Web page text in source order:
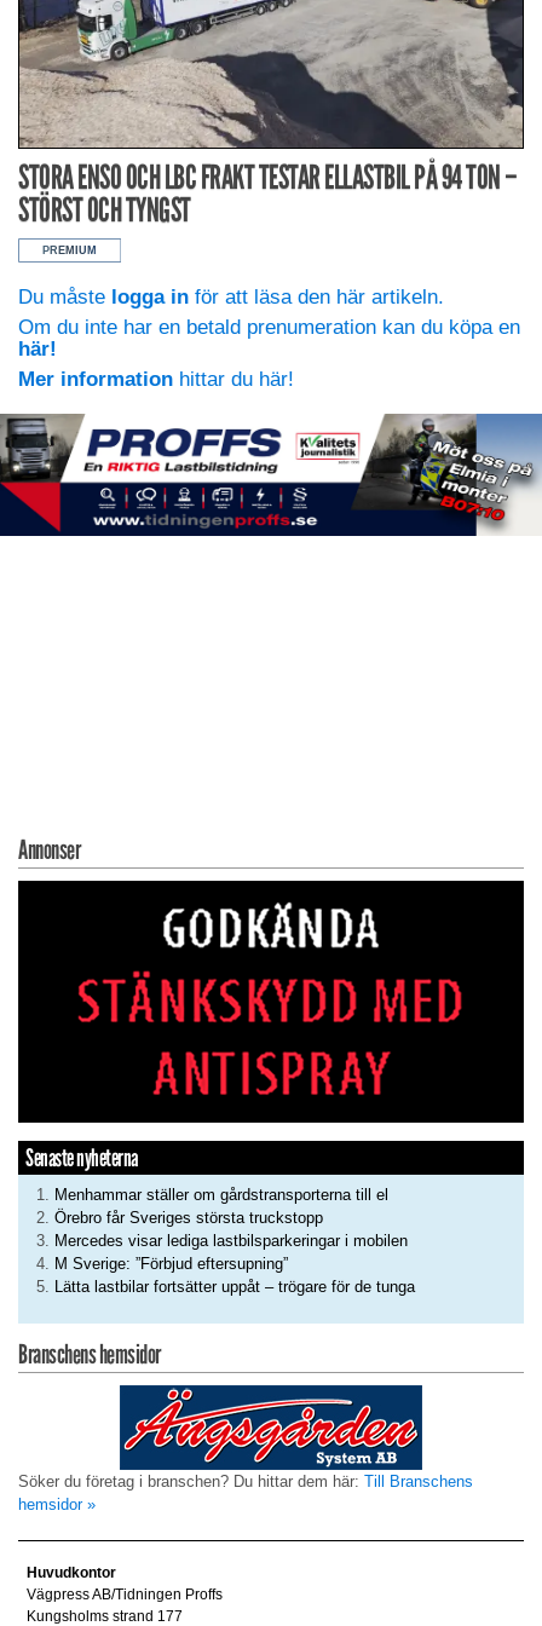
STORA ENSO OCH LBC FRAKT TESTAR ELLASTBIL PÅ 94 TON –
STÖRST OCH TYNGST
Du måste logga in för att läsa den här artikeln.
Om du inte har en betald prenumeration kan du köpa en
här!
Mer information hittar du här!
Annonser
Senaste nyheterna
Menhammar ställer om gårdstransporterna till el
Örebro får Sveriges största truckstopp
Mercedes visar lediga lastbilsparkeringar i mobilen
M Sverige: ”Förbjud eftersupning”
Lätta lastbilar fortsätter uppåt – trögare för de tunga
Branschens hemsidor
Söker du företag i branschen? Du hittar dem här: Till Branschens
hemsidor »
Huvudkontor
Vägpress AB/Tidningen Proffs
Kungsholms strand 177